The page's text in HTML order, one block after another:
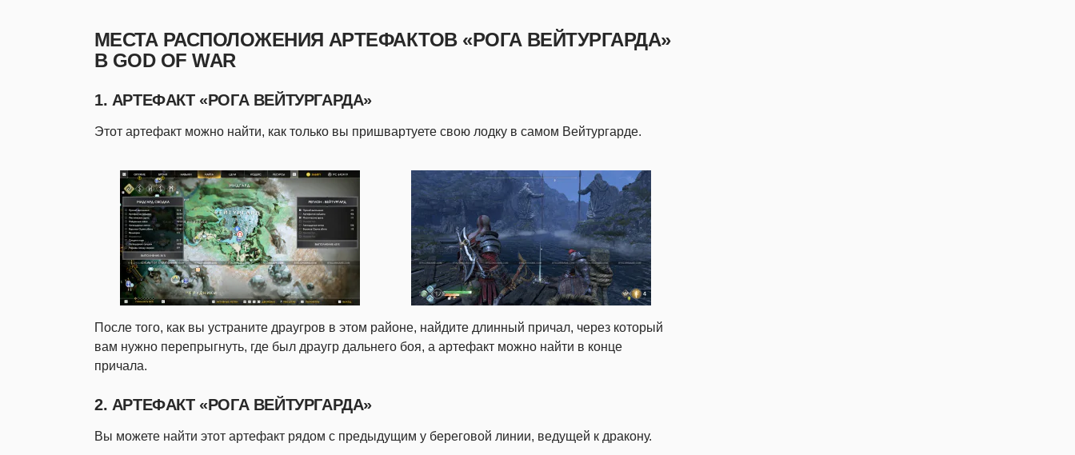
МЕСТА РАСПОЛОЖЕНИЯ АРТЕФАКТОВ «РОГА ВЕЙТУРГАРДА»
В GOD OF WAR
1. АРТЕФАКТ «РОГА ВЕЙТУРГАРДА»
Этот артефакт можно найти, как только вы пришвартуете свою лодку в самом Вейтургарде.
После того, как вы устраните драугров в этом районе, найдите длинный причал, через который
вам нужно перепрыгнуть, где был драугр дальнего боя, а артефакт можно найти в конце
причала.
2. АРТЕФАКТ «РОГА ВЕЙТУРГАРДА»
Вы можете найти этот артефакт рядом с предыдущим у береговой линии, ведущей к дракону.